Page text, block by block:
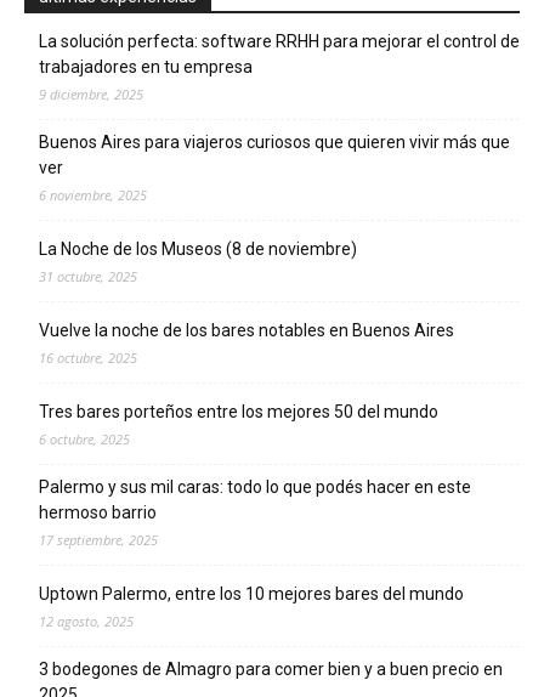
La solución perfecta: software RRHH para mejorar el control de
trabajadores en tu empresa
9 diciembre, 2025
Buenos Aires para viajeros curiosos que quieren vivir más que
ver
6 noviembre, 2025
La Noche de los Museos (8 de noviembre)
31 octubre, 2025
Vuelve la noche de los bares notables en Buenos Aires
16 octubre, 2025
Tres bares porteños entre los mejores 50 del mundo
6 octubre, 2025
Palermo y sus mil caras: todo lo que podés hacer en este
hermoso barrio
17 septiembre, 2025
Uptown Palermo, entre los 10 mejores bares del mundo
12 agosto, 2025
3 bodegones de Almagro para comer bien y a buen precio en